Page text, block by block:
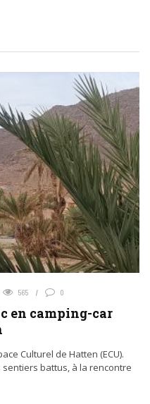
565 0
en camping-car
Culturel de Hatten (ECU).
sentiers battus, à la rencontre